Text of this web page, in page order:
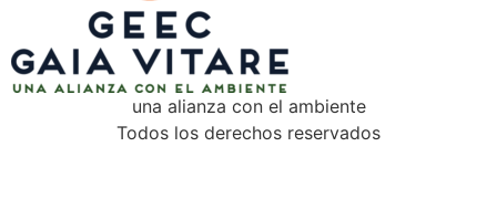
una alianza con el ambiente
Todos los derechos reservados